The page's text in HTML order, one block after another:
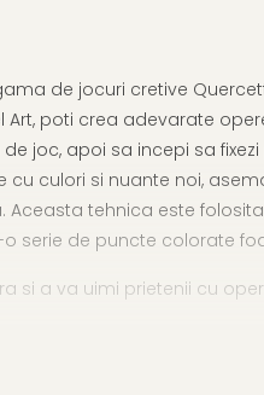
de jocuri cretive
poti crea adevarate
joc, apoi sa incepi sa
culori si nuante noi,
Aceasta tehnica este
serie de puncte colorate
si a va uimi prietenii cu
pas cu pas.